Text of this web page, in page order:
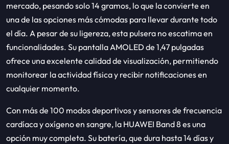
mercado, pesando solo 14 gramos, lo que la convierte en
una de las opciones más cómodas para llevar durante todo
el día. A pesar de su ligereza, esta pulsera no escatima en
funcionalidades. Su pantalla AMOLED de 1,47 pulgadas
ofrece una excelente calidad de visualización, permitiendo
monitorear la actividad física y recibir notificaciones en
cualquier momento.
Con más de 100 modos deportivos y sensores de frecuencia
cardíaca y oxígeno en sangre, la HUAWEI Band 8 es una
opción muy completa. Su batería, que dura hasta 14 días y